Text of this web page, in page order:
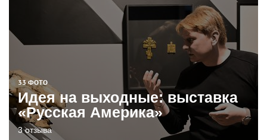
33 ФОТО
Идея на выходные: выставка
«Русская Америка»
3 отзыва